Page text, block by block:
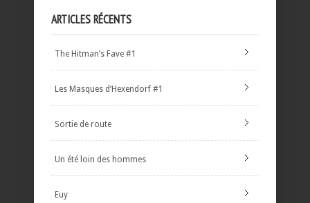
ARTICLES RÉCENTS
The Hitman’s Fave #1
Les Masques d’Hexendorf #1
Sortie de route
Un été loin des hommes
Euy